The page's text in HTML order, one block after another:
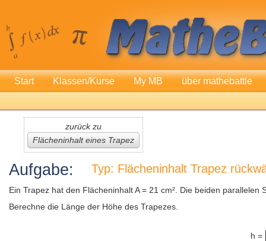
Start Klassen/Kurse My MB über mathebattle
zurück zu
Flächeninhalt eines Trapez
Aufgabe: Typ: Flächeninhalt Trapez
Ein Trapez hat den Flächeninhalt A = 21 cm². Die beiden parallelen
Berechne die Länge der Höhe des Trapezes.
h =